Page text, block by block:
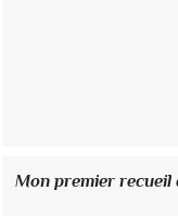
Mon premier recueil